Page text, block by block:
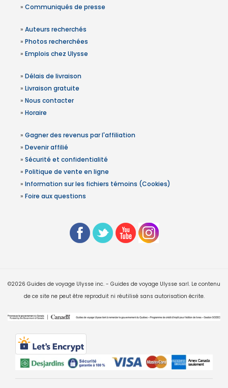
» Communiqués de presse
» Auteurs recherchés
» Photos recherchées
» Emplois chez Ulysse
» Délais de livraison
» Livraison gratuite
» Nous contacter
» Horaire
» Gagner des revenus par l'affiliation
» Devenir affilié
» Sécurité et confidentialité
» Politique de vente en ligne
» Information sur les fichiers témoins (Cookies)
» Foire aux questions
©2026 Guides de voyage Ulysse inc. - Guides de voyage Ulysse sarl. Le contenu
de ce site ne peut être reproduit ni réutilisé sans autorisation écrite.